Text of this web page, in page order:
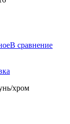
В сравнение
хром